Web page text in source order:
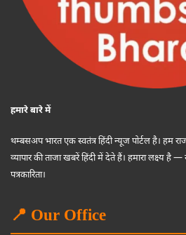
हमारे बारे में
थम्बसअप भारत एक स्वतंत्र हिंदी न्यूज पोर्टल है। हम
व्यापार की ताजा खबरें हिंदी में देते हैं। हमारा लक्ष्य है —
पत्रकारिता।
📍 Our Office